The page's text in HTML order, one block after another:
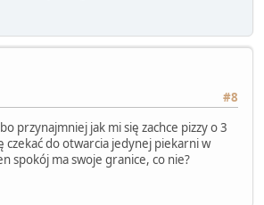
#8
przynajmniej jak mi się zachce pizzy o 3
czekać do otwarcia jedynej piekarni w
spokój ma swoje granice, co nie?